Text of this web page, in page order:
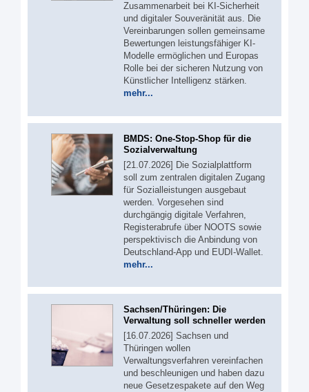
Zusammenarbeit bei KI-Sicherheit
und digitaler Souveränität aus. Die
Vereinbarungen sollen gemeinsame
Bewertungen leistungsfähiger KI-
Modelle ermöglichen und Europas
Rolle bei der sicheren Nutzung von
Künstlicher Intelligenz stärken.
mehr...
BMDS: One-Stop-Shop für die
Sozialverwaltung
[21.07.2026] Die Sozialplattform
soll zum zentralen digitalen Zugang
für Sozialleistungen ausgebaut
werden. Vorgesehen sind
durchgängig digitale Verfahren,
Registerabrufe über NOOTS sowie
perspektivisch die Anbindung von
Deutschland-App und EUDI-Wallet.
mehr...
Sachsen/Thüringen: Die
Verwaltung soll schneller werden
[16.07.2026] Sachsen und
Thüringen wollen
Verwaltungsverfahren vereinfachen
und beschleunigen und haben dazu
neue Gesetzespakete auf den Weg